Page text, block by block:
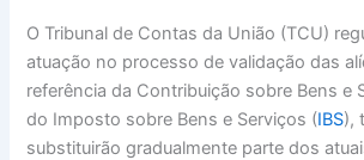
O Tribunal de Contas da União (TCU)
atuação no processo de validação das
referência da Contribuição sobre Bens e
do Imposto sobre Bens e Serviços (IBS),
substituirão gradualmente parte dos